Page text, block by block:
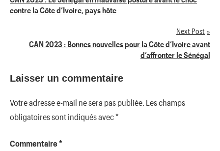
de
contre la Côte d’Ivoire, pays hôte
Next Post
CAN 2023 : Bonnes nouvelles pour la Côte d’Ivoire avant
d’affronter le Sénégal
Laisser un commentaire
Votre adresse e-mail ne sera pas publiée. Les champs
obligatoires sont indiqués avec*
Commentaire *